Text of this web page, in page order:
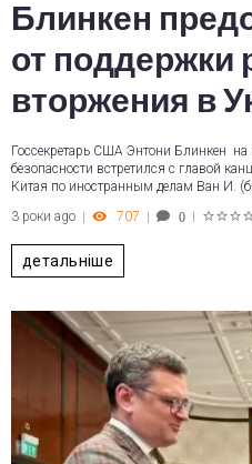
Блинкен
от поддержки
вторжения в
Госсекретарь США Энтони Блинкен
безопасности встретился с главой
Китая по иностранным делам Ван И.
3 роки ago
707 0
детальніше